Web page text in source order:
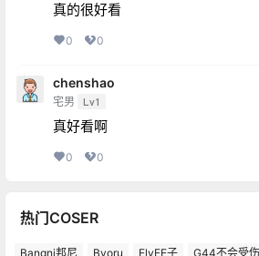
真的很好看
0 0
chenshao
宅男 Lv1
真好看啊
0 0
热门COSER
Bangni邦尼 Byoru ElyEE子 G44不会受伤